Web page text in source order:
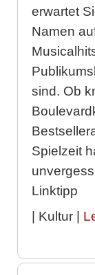
erwartet
Namen
sind. Ob
Spielzeit
Linktipp
| Kultur |